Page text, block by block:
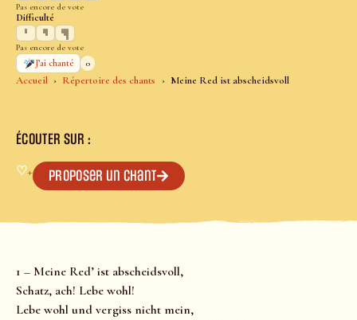
Accueil Répertoire des chants Meine Red ist abscheidsvoll
Pas encore de vote
Difficulté
Pas encore de vote
J’ai chanté
0
ÉCOUTER SUR :
♡+ Proposer un chant
1 – Meine Red’ ist abscheidsvoll,
Schatz, ach! Lebe wohl!
Lebe wohl und vergiss nicht mein,